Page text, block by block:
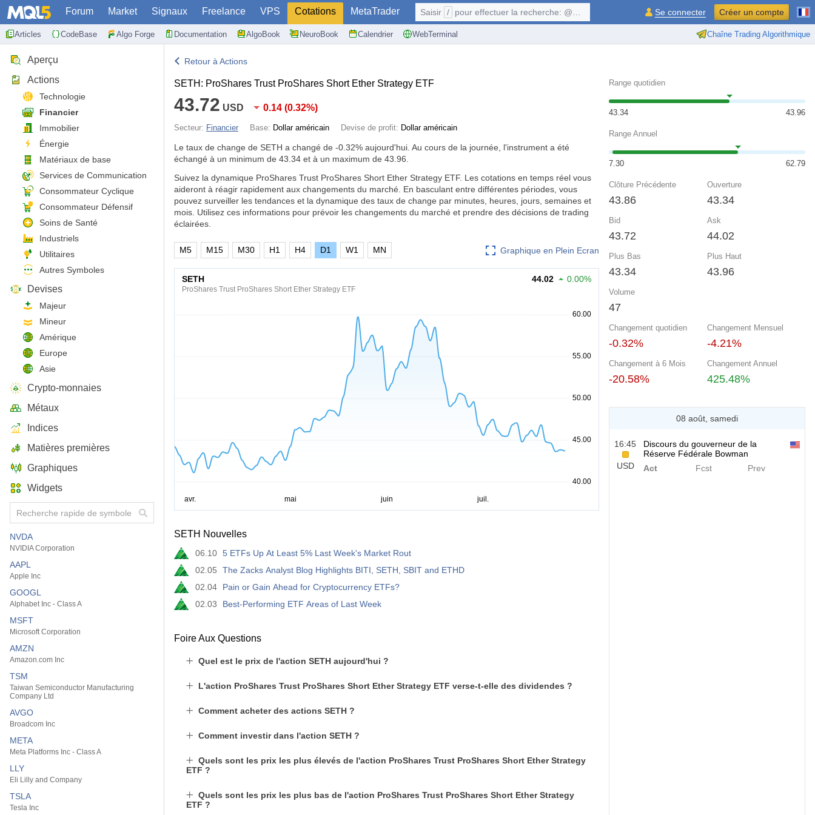
Forum Market Signaux Freelance VPS Cotations MetaTrader
Articles CodeBase Algo Forge Documentation AlgoBook NeuroBook Calendrier WebTerminal Chaîne Trading Algorithmique
Saisir / pour effectuer la recherche: @user, $symbol, ... Se connecter Créer un compte
Aperçu
Actions
Technologie
Financier
Immobilier
Énergie
Matériaux de base
Services de Communication
Consommateur Cyclique
Consommateur Défensif
Soins de Santé
Industriels
Utilitaires
Autres Symboles
Devises
Majeur
Mineur
Amérique
Europe
Asie
Crypto-monnaies
Métaux
Indices
Matières premières
Graphiques
Widgets
NVDA
NVIDIA Corporation
AAPL
Apple Inc
GOOGL
Alphabet Inc - Class A
MSFT
Microsoft Corporation
AMZN
Amazon.com Inc
TSM
Taiwan Semiconductor Manufacturing
Company Ltd
AVGO
Broadcom Inc
META
Meta Platforms Inc - Class A
LLY
Eli Lilly and Company
TSLA
Tesla Inc
Retour à Actions
SETH: ProShares Trust ProShares Short Ether Strategy ETF
43.72 USD 0.14 (0.32%)
Secteur: Financier Base: Dollar américain Devise de profit: Dollar américain
Le taux de change de SETH a changé de -0.32% aujourd'hui. Au cours de la journée, l'instrument a été
échangé à un minimum de 43.34 et à un maximum de 43.96.
Suivez la dynamique ProShares Trust ProShares Short Ether Strategy ETF. Les cotations en temps réel vous
aideront à réagir rapidement aux changements du marché. En basculant entre différentes périodes, vous
pouvez surveiller les tendances et la dynamique des taux de change par minutes, heures, jours, semaines et
mois. Utilisez ces informations pour prévoir les changements du marché et prendre des décisions de trading
éclairées.
Graphique en Plein Ecran
M5 M15 M30 H1 H4 D1 W1 MN
SETH
ProShares Trust ProShares Short Ether Strategy ETF
44.02 0.00%
SETH Nouvelles
06.10 5 ETFs Up At Least 5% Last Week's Market Rout
02.05
The Zacks Analyst Blog Highlights BITI, SETH, SBIT and ETHD
02.04
Pain or Gain Ahead for Cryptocurrency ETFs?
02.03
Best-Performing ETF Areas of Last Week
Foire Aux Questions
Quel est le prix de l'action SETH aujourd'hui ?
L'action ProShares Trust ProShares Short Ether Strategy ETF verse-t-elle des dividendes ?
Comment acheter des actions SETH ?
Comment investir dans l'action SETH ?
Quels sont les prix les plus élevés de l'action ProShares Trust ProShares Short Ether Strategy
ETF ?
Quels sont les prix les plus bas de l'action ProShares Trust ProShares Short Ether Strategy
ETF ?
Range quotidien
43.34 43.96
Range Annuel
7.30 62.79
Clôture Précédente
43.86
Ouverture
43.34
Bid
43.72
Ask
44.02
Plus Bas
43.34
Plus Haut
43.96
Volume
47
Changement quotidien
-0.32%
Changement Mensuel
-4.21%
Changement à 6 Mois
-20.58%
Changement Annuel
425.48%
08 août, samedi
16:45
USD
Discours du gouverneur de la
Réserve Fédérale Bowman
Act
Fcst Prev